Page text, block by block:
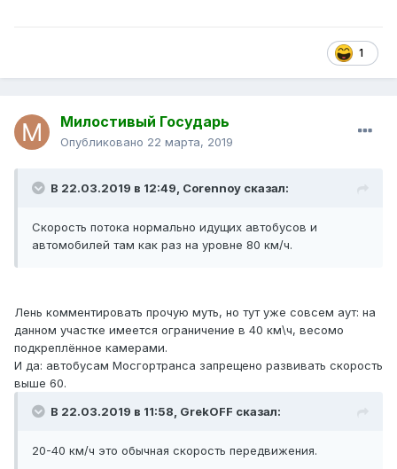
1
Милостивый Государь
Опубликовано 22 марта, 2019
В 22.03.2019 в 12:49, Corennoy сказал:
Скорость потока нормально идущих автобусов и
автомобилей там как раз на уровне 80 км/ч.
Лень комментировать прочую муть, но тут уже совсем аут: на
данном участке имеется ограничение в 40 км\ч, весомо
подкреплённое камерами.
И да: автобусам Мосгортранса запрещено развивать скорость
выше 60.
В 22.03.2019 в 11:58, GrekOFF сказал:
20-40 км/ч это обычная скорость передвижения.